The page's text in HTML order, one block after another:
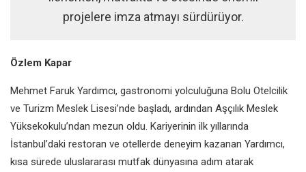
projelere imza atmayı sürdürüyor.
Özlem Kapar
Mehmet Faruk Yardımcı, gastronomi yolculuğuna Bolu Otelcilik
ve Turizm Meslek Lisesi’nde başladı, ardından Aşçılık Meslek
Yüksekokulu’ndan mezun oldu. Kariyerinin ilk yıllarında
İstanbul’daki restoran ve otellerde deneyim kazanan Yardımcı,
kısa sürede uluslararası mutfak dünyasına adım atarak